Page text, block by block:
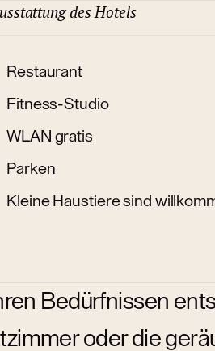
des Hotels
Restaurant
Fitness-Studio
WLAN gratis
Parken
Kleine Haustiere sind
Bedürfnissen
oder die